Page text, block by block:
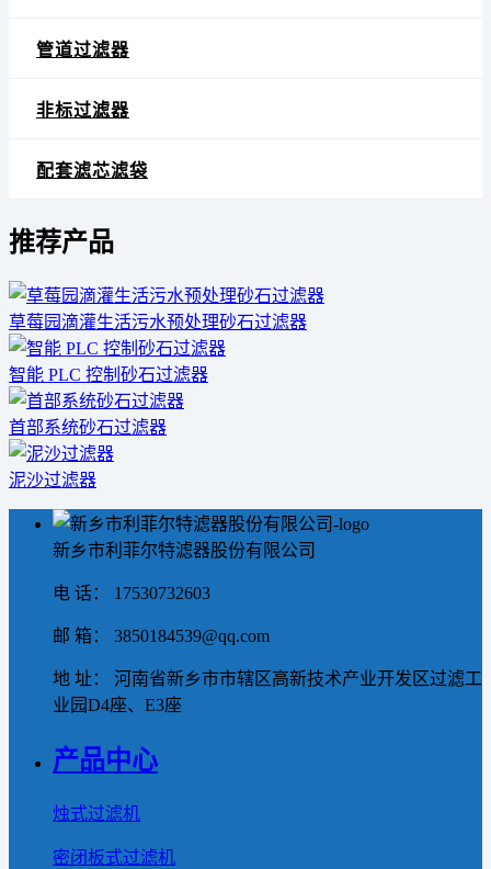
管道过滤器
非标过滤器
配套滤芯滤袋
推荐产品
草莓园滴灌生活污水预处理砂石过滤器
智能 PLC 控制砂石过滤器
首部系统砂石过滤器
泥沙过滤器
新乡市利菲尔特滤器股份有限公司
电 话： 17530732603
邮 箱： 3850184539@qq.com
地 址： 河南省新乡市市辖区高新技术产业开发区过滤工
业园D4座、E3座
产品中心
烛式过滤机
密闭板式过滤机